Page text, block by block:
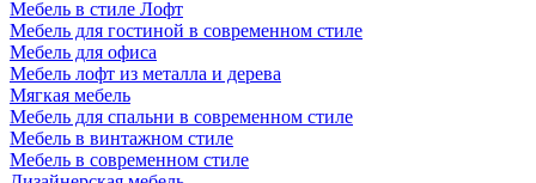
Мебель в стиле Лофт
Мебель для гостиной в современном стиле
Мебель для офиса
Мебель лофт из металла и дерева
Мягкая мебель
Мебель для спальни в современном стиле
Мебель в винтажном стиле
Мебель в современном стиле